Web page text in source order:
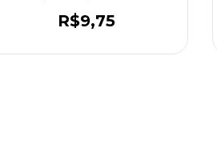
R$9,75